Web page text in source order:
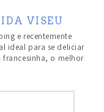
VISEU
e recentemente
ideal para se deliciar
francesinha, o melhor